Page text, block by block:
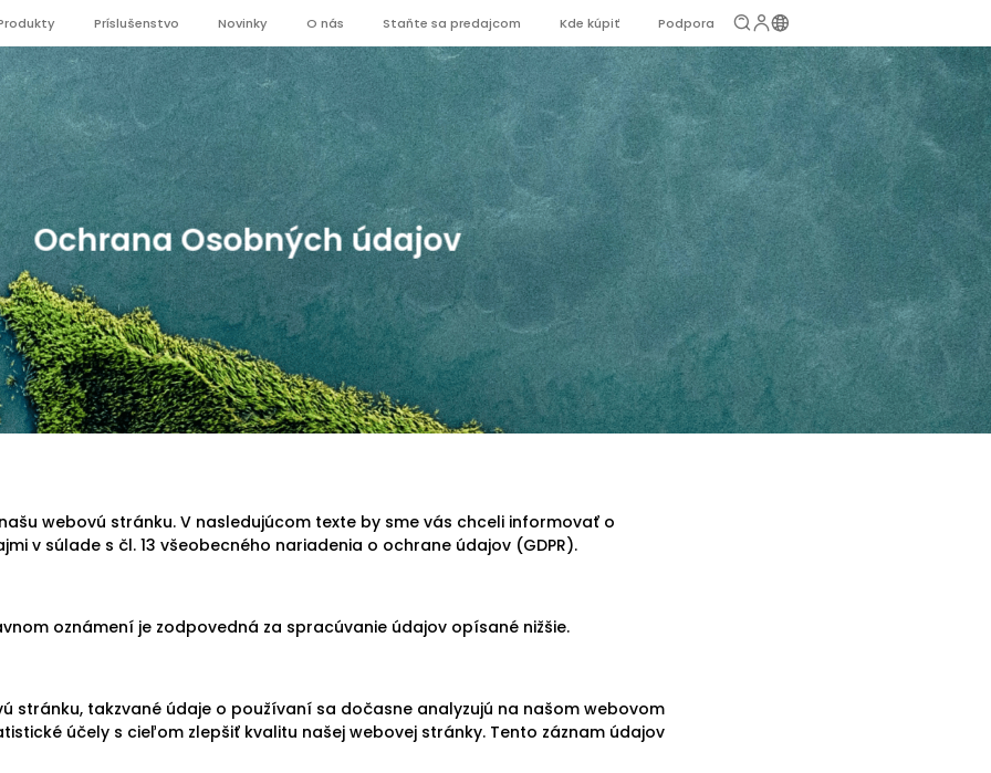
Príslušenstvo Novinky O nás Staňte sa predajcom Kde kúpiť Podpora
Ochrana Osobných údajov
webovú stránku. V nasledujúcom texte by sme vás chceli informovať o
v súlade s čl. 13 všeobecného nariadenia o ochrane údajov (GDPR).
oznámení je zodpovedná za spracúvanie údajov opísané nižšie.
stránku, takzvané údaje o používaní sa dočasne analyzujú na našom webovom
účely s cieľom zlepšiť kvalitu našej webovej stránky. Tento záznam údajov